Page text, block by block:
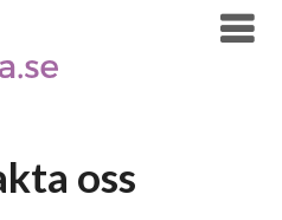
oss